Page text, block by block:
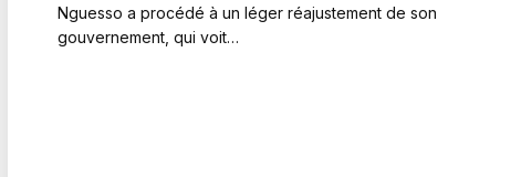
Nguesso a procédé à un léger réajustement de son
gouvernement, qui voit…